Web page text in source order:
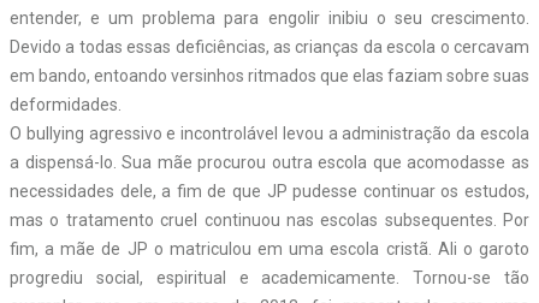
entender, e um problema para engolir inibiu o seu crescimento.
Devido a todas essas deficiências, as crianças da escola o cercavam
em bando, entoando versinhos ritmados que elas faziam sobre suas
deformidades.
O bullying agressivo e incontrolável levou a administração da escola
a dispensá-lo. Sua mãe procurou outra escola que acomodasse as
necessidades dele, a fim de que JP pudesse continuar os estudos,
mas o tratamento cruel continuou nas escolas subsequentes. Por
fim, a mãe de JP o matriculou em uma escola cristã. Ali o garoto
progrediu social, espiritual e academicamente. Tornou-se tão